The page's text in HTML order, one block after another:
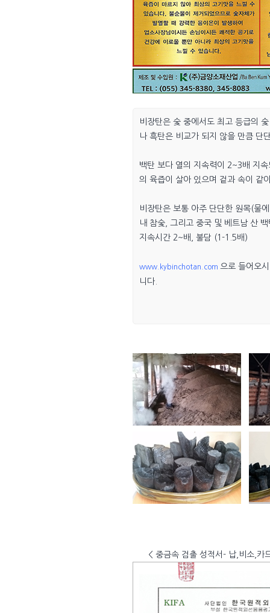
비장탄은 숯 중에서도 최고 등급의
나 흑탄은 비교가 되지 않을 만큼 단
백탄 보다 열의 지속력이 2~3배 지
의 육즙이 살아 있으며 겉과 속이 같
비장탄은 보통 아주 단단한 원목(물
내 참숯, 그리고 중국 및 베트남 산
지속시간 2~배, 불담 (1-1.5배)
www.kybinchotan.com 으로 들어오
니다.
< 중금속 검출 성적서- 납,비소,카